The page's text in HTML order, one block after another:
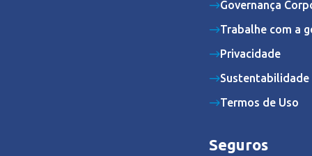
Governança
Trabalhe com a
Privacidade
Sustentabilidade
Termos de Uso
Seguros